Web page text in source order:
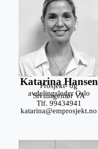
Katarina Hansen
Prosjekt- og
avdelingsleder Oslo
Sivilingeniør VA
Tlf. 99434941
katarina@emprosjekt.no